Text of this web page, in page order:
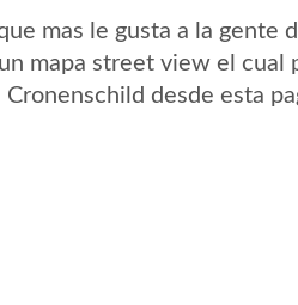
mas le gusta a la gente
mapa street view el cual
desde esta